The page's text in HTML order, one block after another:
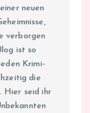
neuen
verborgen
ist so
Krimi-
die
Hier seid ihr